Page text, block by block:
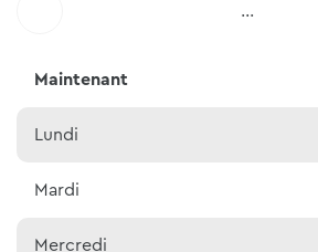
...
Maintenant
Lundi
Mardi
Mercredi